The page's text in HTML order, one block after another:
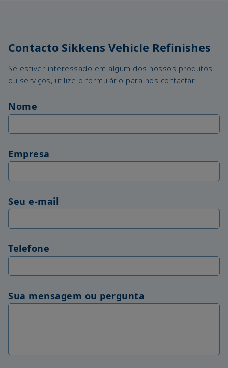
Contacto Sikkens Vehicle Refinishes
Se estiver interessado em algum dos nossos produtos
ou serviços, utilize o formulário para nos contactar.
Nome
Empresa
Seu e-mail
Telefone
Sua mensagem ou pergunta